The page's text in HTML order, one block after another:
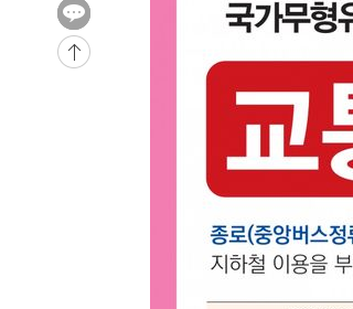
-22102초 전 >
[속보]경찰·노동부, HL만도 평택
-21983초 전 >
압수수색
[속보]원·달러 환율, 오전 9시
[속보]삼성전자·SK하이닉스 동
[속보]코스닥, 5.95포인트
[속보]코스피, 6300선 재탈환
시리아 다마스쿠스 교외에서 미
입추에도 극한더위…서울 낮 39
이란, 호르무즈서 "적국 목표물
[속보]美, 폴리실리콘 수입 규제